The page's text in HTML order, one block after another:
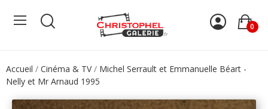
0
Accueil Cinéma & TV
Michel Serrault et Emmanuelle Béart -
Nelly et Mr Arnaud 1995